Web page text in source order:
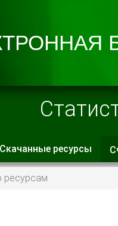
Скачанные ресурсы
ресурсам